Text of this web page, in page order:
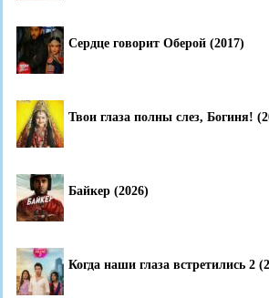
Сердце говорит Оберой (2017)
Твои глаза полны слез, Богиня!
Байкер (2026)
Когда наши глаза встретились 2